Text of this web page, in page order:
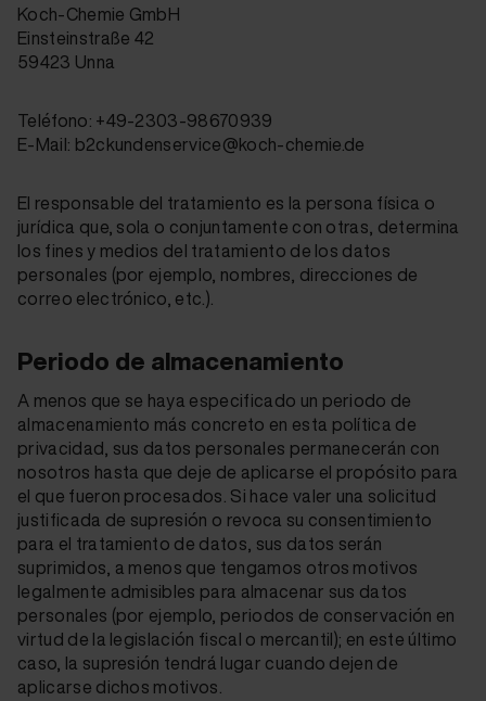
Koch-Chemie GmbH
Einsteinstraße 42
59423 Unna
Teléfono: +49-2303-98670939
E-Mail: b2ckundenservice@koch-chemie.de
El responsable del tratamiento es la persona física o
jurídica que, sola o conjuntamente con otras, determina
los fines y medios del tratamiento de los datos
personales (por ejemplo, nombres, direcciones de
correo electrónico, etc.).
Periodo de almacenamiento
A menos que se haya especificado un periodo de
almacenamiento más concreto en esta política de
privacidad, sus datos personales permanecerán con
nosotros hasta que deje de aplicarse el propósito para
el que fueron procesados. Si hace valer una solicitud
justificada de supresión o revoca su consentimiento
para el tratamiento de datos, sus datos serán
suprimidos, a menos que tengamos otros motivos
legalmente admisibles para almacenar sus datos
personales (por ejemplo, periodos de conservación en
virtud de la legislación fiscal o mercantil); en este último
caso, la supresión tendrá lugar cuando dejen de
aplicarse dichos motivos.